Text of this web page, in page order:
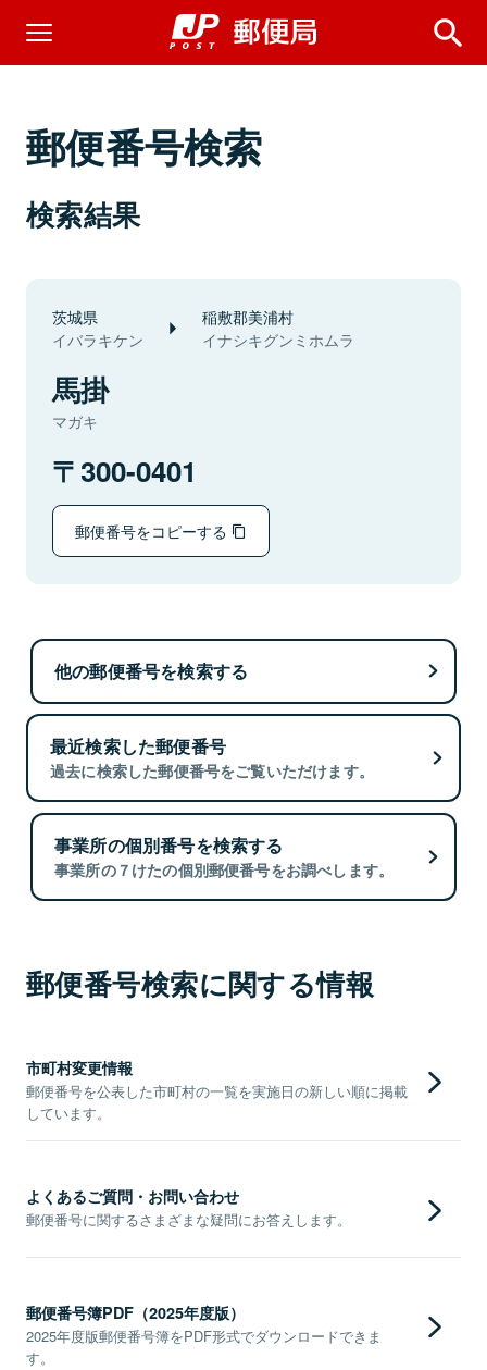
郵便番号検索
検索結果
茨城県
イバラキケン
稲敷郡美浦村
イナシキグンミホムラ
馬掛
マガキ
300-0401
郵便番号をコピーする
他の郵便番号を検索する
最近検索した郵便番号
過去に検索した郵便番号をご覧いただけます。
事業所の個別番号を検索する
事業所の７けたの個別郵便番号をお調べします。
郵便番号検索に関する情報
市町村変更情報
郵便番号を公表した市町村の一覧を実施日の新しい順に掲載
しています。
よくあるご質問・お問い合わせ
郵便番号に関するさまざまな疑問にお答えします。
郵便番号簿PDF（2025年度版）
2025年度版郵便番号簿をPDF形式でダウンロードできま
す。